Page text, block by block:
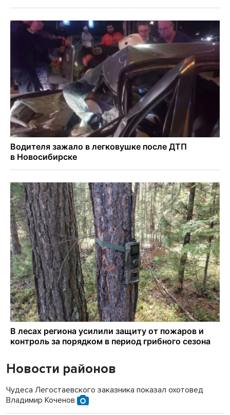
Новости районов
Чудеса Легостаевского заказника показал охотовед
Владимир Коченов